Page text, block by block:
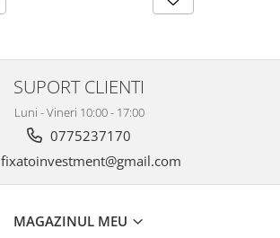
SUPORT CLIENTI
Luni - Vineri 10:00 - 17:00
0775237170
fixatoinvestment@gmail.com
MAGAZINUL MEU